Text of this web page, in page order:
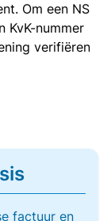
Om een NS
KvK-nummer
verifiëren
factuur en